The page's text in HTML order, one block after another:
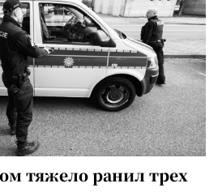
тяжело ранил трех